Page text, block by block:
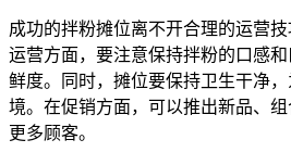
成功的拌粉摊位离不开合理的运营
运营方面，要注意保持拌粉的口感
鲜度。同时，摊位要保持卫生干净
境。在促销方面，可以推出新品、组
更多顾客。